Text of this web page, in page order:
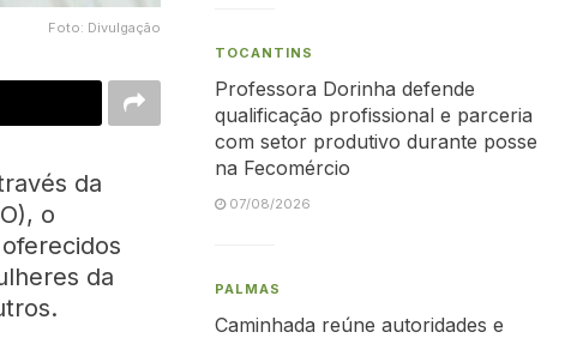
Foto: Divulgação
da
o
da
TOCANTINS
Professora Dorinha defende
qualificação profissional e parceria
com setor produtivo durante posse
na Fecomércio
07/08/2026
PALMAS
Caminhada reúne autoridades e